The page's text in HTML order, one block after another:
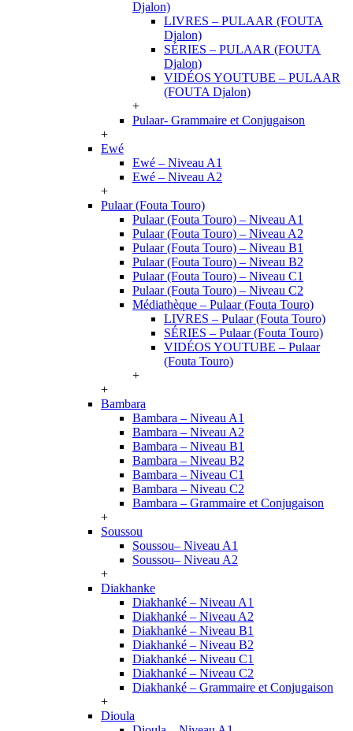
Djalon)
LIVRES – PULAAR (FOUTA
Djalon)
SÉRIES – PULAAR (FOUTA
Djalon)
VIDÉOS YOUTUBE – PULAAR
(FOUTA Djalon)
+
Pulaar- Grammaire et Conjugaison
+
Ewé
Ewé – Niveau A1
Ewé – Niveau A2
+
Pulaar (Fouta Touro)
Pulaar (Fouta Touro) – Niveau A1
Pulaar (Fouta Touro) – Niveau A2
Pulaar (Fouta Touro) – Niveau B1
Pulaar (Fouta Touro) – Niveau B2
Pulaar (Fouta Touro) – Niveau C1
Pulaar (Fouta Touro) – Niveau C2
Médiathèque – Pulaar (Fouta Touro)
LIVRES – Pulaar (Fouta Touro)
SÉRIES – Pulaar (Fouta Touro)
VIDÉOS YOUTUBE – Pulaar
(Fouta Touro)
+
+
Bambara
Bambara – Niveau A1
Bambara – Niveau A2
Bambara – Niveau B1
Bambara – Niveau B2
Bambara – Niveau C1
Bambara – Niveau C2
Bambara – Grammaire et Conjugaison
+
Soussou
Soussou– Niveau A1
Soussou– Niveau A2
+
Diakhanke
Diakhanké – Niveau A1
Diakhanké – Niveau A2
Diakhanké – Niveau B1
Diakhanké – Niveau B2
Diakhanké – Niveau C1
Diakhanké – Niveau C2
Diakhanké – Grammaire et Conjugaison
+
Dioula